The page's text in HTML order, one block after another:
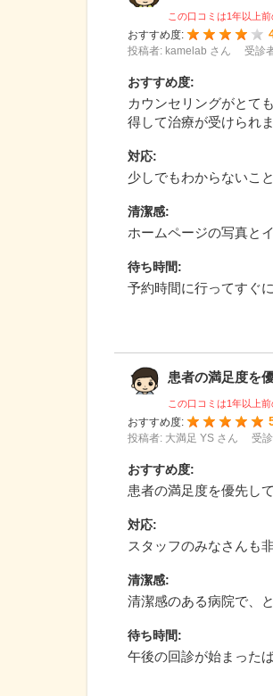
この口コミは1年以上
おすすめ度:
投稿者: kamelab さん
受診
おすすめ度:
カウンセリングがとて
得して治療が受けられま
対応:
少しでもわからないこ
清潔感:
ホームページの写真と
待ち時間:
予約時間に行ってすぐ
患者の満足度を
この口コミは1年以上
おすすめ度:
投稿者: 大満足 YS さん
受
おすすめ度:
患者の満足度を優先し
対応:
スタッフのみなさんも
清潔感:
清潔感のある病院で、
待ち時間:
午後の回診が始まった